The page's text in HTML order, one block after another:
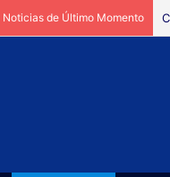
Noticias de Último Momento